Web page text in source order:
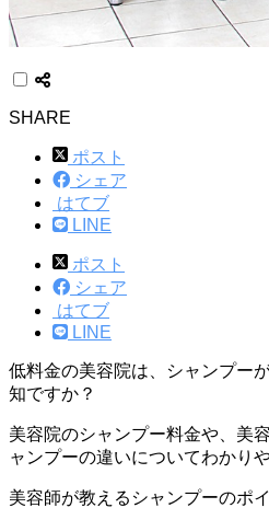
SHARE
ポスト
シェア
はてブ
LINE
ポスト
シェア
はてブ
LINE
低料金の美容院は、シャンプー
知ですか？
美容院のシャンプー料金や、美
ャンプーの違いについてわかり
美容師が教えるシャンプーのポ